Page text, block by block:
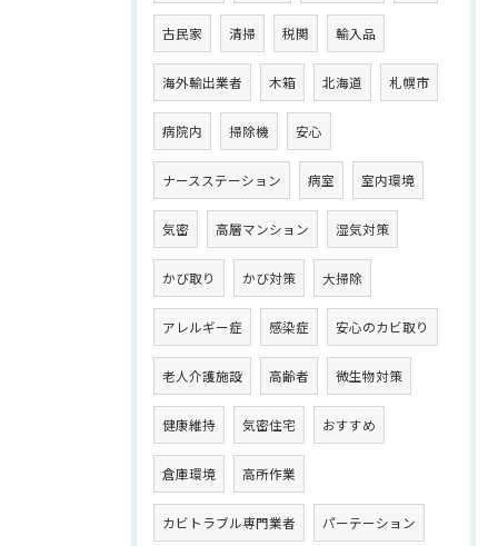
古民家 清掃 税関 輸入品
海外輸出業者 木箱 北海道 札幌市
病院内 掃除機 安心
ナースステーション 病室 室内環境
気密 高層マンション 湿気対策
かび取り かび対策 大掃除
アレルギー症 感染症 安心のカビ取り
老人介護施設 高齢者 微生物対策
健康維持 気密住宅 おすすめ
倉庫環境 高所作業
カビトラブル専門業者 パーテーション